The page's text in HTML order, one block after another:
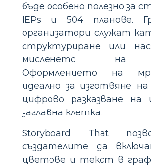
бъде особено полезно за
IEPs и 504 планове.
организатори служат
структуриране или
мисленето на
Оформлението на
идеално за изготвяне
цифрово разказване на
заглавна клетка.
Storyboard That
създателите да
цветове и текст в